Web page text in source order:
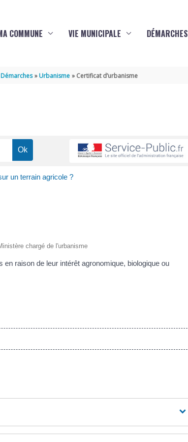
COMMUNE VIE MUNICIPALE DÉMARCHES
Démarches Urbanisme Certificat d’urbanisme
un terrain agricole ?
chargé de l'urbanisme
raison de leur intérêt agronomique, biologique ou